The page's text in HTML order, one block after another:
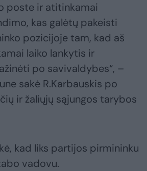
poste ir atitinkamai
kas galėtų pakeisti
pozicijoje tam, kad aš
laiko lankytis ir
po savivaldybes“, –
sakė R.Karbauskis po
ir žaliųjų sąjungos tarybos
kad liks partijos pirmininku
vadovu.